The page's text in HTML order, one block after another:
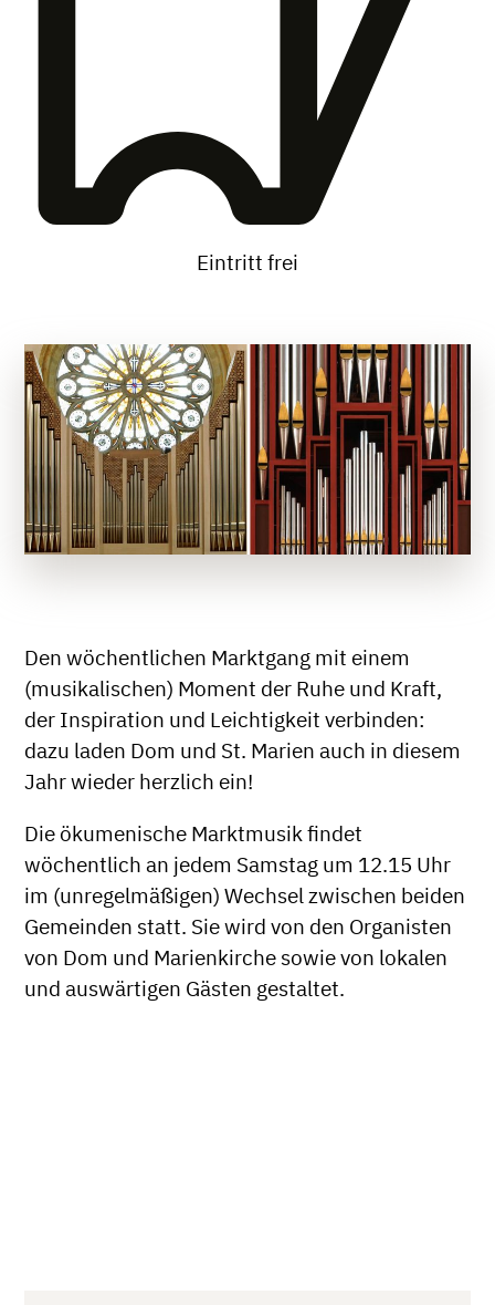
Eintritt frei
Den wöchentlichen Marktgang mit einem
(musikalischen) Moment der Ruhe und Kraft,
der Inspiration und Leichtigkeit verbinden:
dazu laden Dom und St. Marien auch in diesem
Jahr wieder herzlich ein!
Die ökumenische Marktmusik findet
wöchentlich an jedem Samstag um 12.15 Uhr
im (unregelmäßigen) Wechsel zwischen beiden
Gemeinden statt. Sie wird von den Organisten
von Dom und Marienkirche sowie von lokalen
und auswärtigen Gästen gestaltet.